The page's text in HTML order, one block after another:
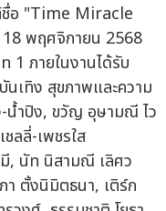
ชื่อ "Time Miracle
พฤศจิกายน 2568
1 ภายในงานได้รับ
นเทิง สุขภาพและความ
-น้ำปิง, ขวัญ อุษามณี ไว
ลลี่-เพชรใส
, นัท นิสามณี เลิศว
ตั้งนิมิตธนา, เติร์ก